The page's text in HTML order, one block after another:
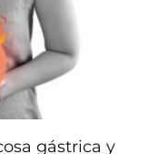
gástrica y